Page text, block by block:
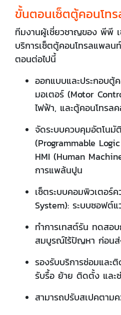
ขั้นตอนเซ็ตตู้คอนโท
ทีมงานผู้เชี่ยวชาญของ พีพี
บริการเซ็ตตู้คอนโทรลแพลน
ตอนต่อไปนี้
ออกแบบและประกอบตู้
มอเตอร์ (Motor
ไฟฟ้า, และตู้คอนโทรล
จัดระบบควบคุมอัตโนมั
(Programmable
HMI (Human
การแพล้นปูน
เซ็ตระบบคอมพิวเตอร์
System): ระบบซอฟต์
ทำการเทสต์รัน ทดสอบ
สมบูรณ์ไร้ปัญหา ก่อน
รองรับบริการซ่อมและ
รับรื้อ ย้าย ติดตั้ง และ
สามารถปรับสเปคตาม